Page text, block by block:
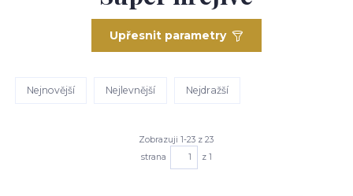
Upřesnit parametry
Nejnovější Nejlevnější Nejdražší
Zobrazuji 1-23 z 23
strana
z 1